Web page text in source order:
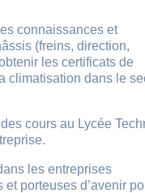
connaissances et
(freins, direction,
les certificats de
climatisation dans le
cours au Lycée
les entreprises
porteuses d’avenir